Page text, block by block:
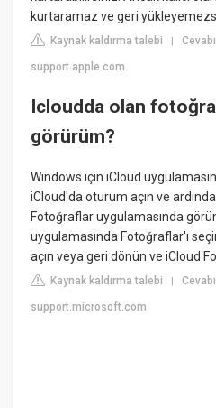
kurtaramaz ve geri
Kaynak kaldırma talebi |
support.apple.com
Icloudda olan
görürüm?
Windows için iCloud
iCloud'da oturum açın ve
Fotoğraflar uygulamasında
uygulamasında Fotoğraflar'ı
açın veya geri dönün ve iCloud
Kaynak kaldırma talebi |
support.microsoft.com